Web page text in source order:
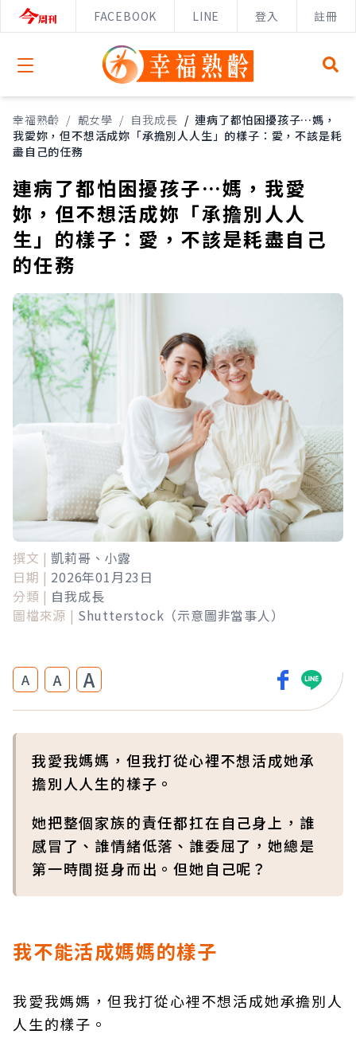
FACEBOOK LINE 登入 註冊
Open menu
幸福熟齡 / 靚女學 / 自我成長 / 連病了都怕困擾孩子…媽，
我愛妳，但不想活成妳「承擔別人人生」的樣子：愛，不該是耗
盡自己的任務
連病了都怕困擾孩子…媽，我愛
妳，但不想活成妳「承擔別人人
生」的樣子：愛，不該是耗盡自己
的任務
撰文 | 凱莉哥、小露
日期 | 2026年01月23日
分類 | 自我成長
圖檔來源 | Shutterstock（示意圖非當事人）
A A A
我愛我媽媽，但我打從心裡不想活成她承
擔別人人生的樣子。
她把整個家族的責任都扛在自己身上，誰
感冒了、誰情緒低落、誰委屈了，她總是
第一時間挺身而出。但她自己呢？
我不能活成媽媽的樣子
我愛我媽媽，但我打從心裡不想活成她承擔別人
人生的樣子。